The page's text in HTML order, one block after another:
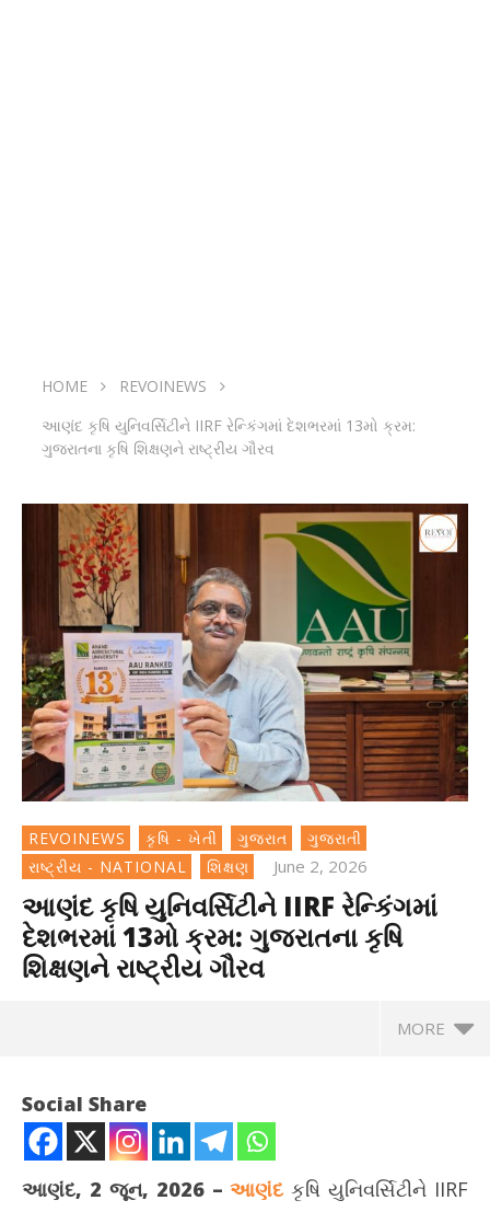
HOME
REVOINEWS
આણંદ કૃષિ યુનિવર્સિટીને IIRF રેન્કિંગમાં દેશભરમાં 13મો ક્રમ:
ગુજરાતના કૃષિ શિક્ષણને રાષ્ટ્રીય ગૌરવ
REVOINEWS કૃષિ - ખેતી ગુજરાત
ગુજરાતી
રાષ્ટ્રીય - NATIONAL
શિક્ષણ June 2, 2026
આણંદ કૃષિ યુનિવર્સિટીને IIRF રેન્કિંગમાં
દેશભરમાં 13મો ક્રમ: ગુજરાતના કૃષિ
શિક્ષણને રાષ્ટ્રીય ગૌરવ
MORE
Social Share
આણંદ, 2 જૂન, 2026 – આણંદ કૃષિ યુનિવર્સિટીને IIRF